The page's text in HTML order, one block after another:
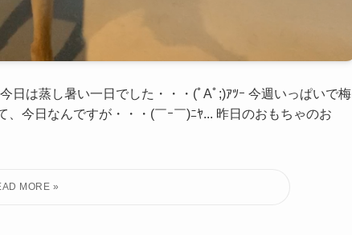
は蒸し暑い一日でした・・・(ﾟAﾟ;)ｱﾂｰ 今週いっぱいで梅
今日なんですが・・・(￣ｰ￣)ﾆﾔ... 昨日のおもちゃのお